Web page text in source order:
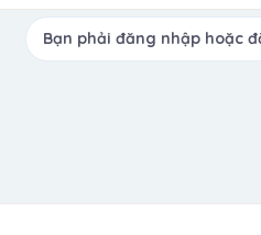
Bạn phải đăng nhập hoặc